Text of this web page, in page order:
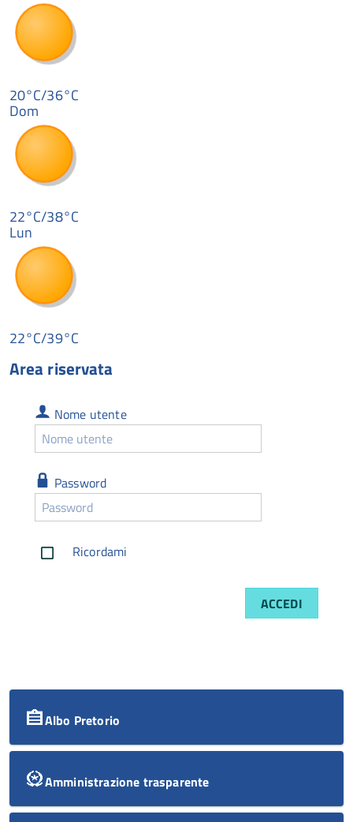
20°C/36°C
Dom
22°C/38°C
Lun
22°C/39°C
Area riservata
Nome
utente
Nome utente
Password
Password
Ricordami
ACCEDI
Albo Pretorio
Amministrazione trasparente